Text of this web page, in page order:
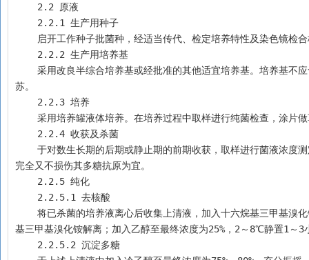
    2.2 原液
    2.2.1 生产用种子
启开工作种子批菌种，经适当传代、检定培养特性及染色镜
    2.2.2 生产用培养基
苏。
    2.2.3 培养
采用培养罐液体培养。在培养过程中取样进行纯菌检查，涂
    2.2.4 收获及杀菌
完全又不损伤其多糖抗原为宜。
    2.2.5 纯化
    2.2.5.1 去核酸
基三甲基溴化铵解离；加入乙醇至最终浓度为25%，2～8℃静置1～
    2.2.5.2 沉淀多糖